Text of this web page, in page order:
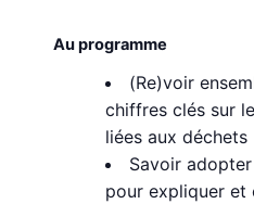
Au programme
(Re)voir
chiffres clés sur
liées aux déchets
Savoir
pour expliquer et